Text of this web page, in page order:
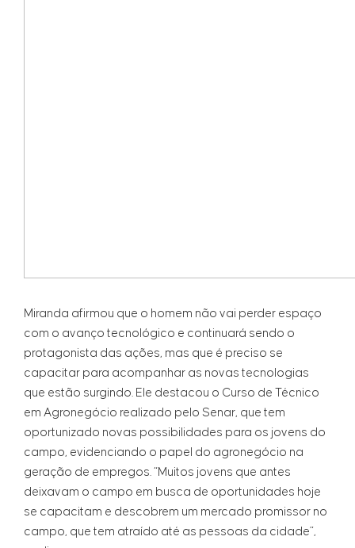
Miranda afirmou que o homem não vai perder espaço
com o avanço tecnológico e continuará sendo o
protagonista das ações, mas que é preciso se
capacitar para acompanhar as novas tecnologias
que estão surgindo. Ele destacou o Curso de Técnico
em Agronegócio realizado pelo Senar, que tem
oportunizado novas possibilidades para os jovens do
campo, evidenciando o papel do agronegócio na
geração de empregos. “Muitos jovens que antes
deixavam o campo em busca de oportunidades hoje
se capacitam e descobrem um mercado promissor no
campo, que tem atraído até as pessoas da cidade”,